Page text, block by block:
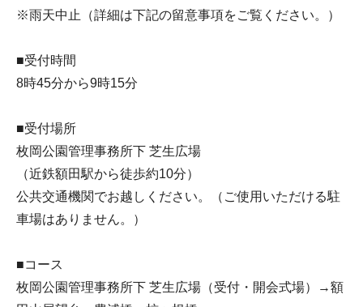
※雨天中止（詳細は下記の留意事項をご覧ください。）
■受付時間
8時45分から9時15分
■受付場所
枚岡公園管理事務所下 芝生広場
（近鉄額田駅から徒歩約10分）
公共交通機関でお越しください。（ご使用いただける駐
車場はありません。）
■コース
枚岡公園管理事務所下 芝生広場（受付・開会式場）→額